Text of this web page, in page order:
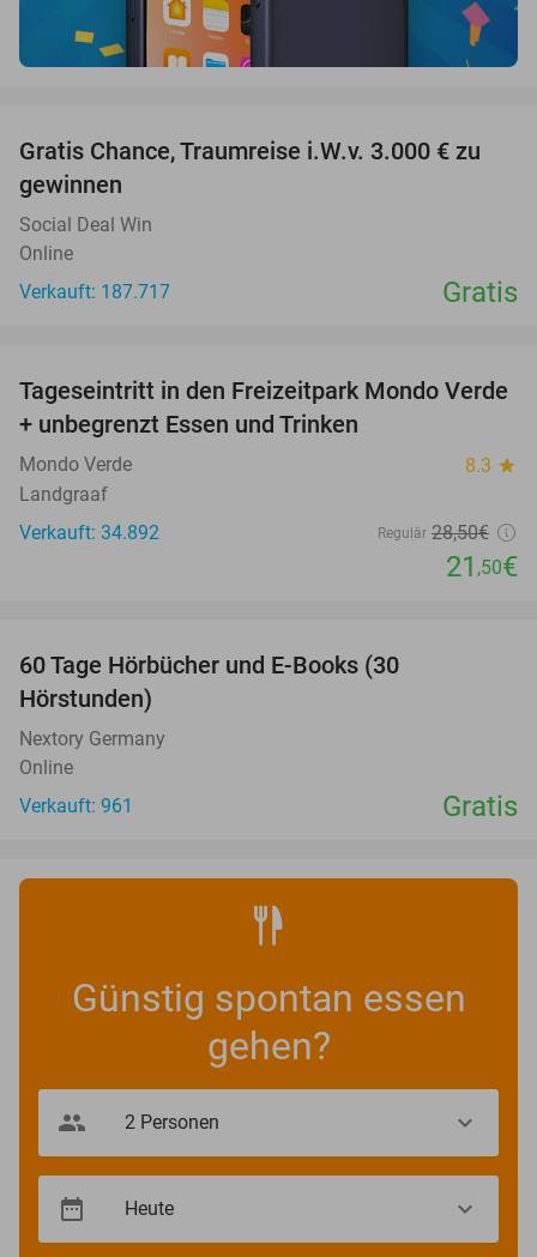
Gratis Chance, Traumreise i.W.v. 3.000 € zu
gewinnen
Social Deal Win
Online
Verkauft: 187.717
Gratis
25%
Tageseintritt in den Freizeitpark Mondo Verde
+ unbegrenzt Essen und Trinken
Mondo Verde 8.3 star
Landgraaf
Verkauft: 34.892
Regulär 28,50€
21 ,50€
60 Tage Hörbücher und E-Books (30
Hörstunden)
Nextory Germany
Online
Verkauft: 961
Gratis
Günstig spontan essen
gehen?